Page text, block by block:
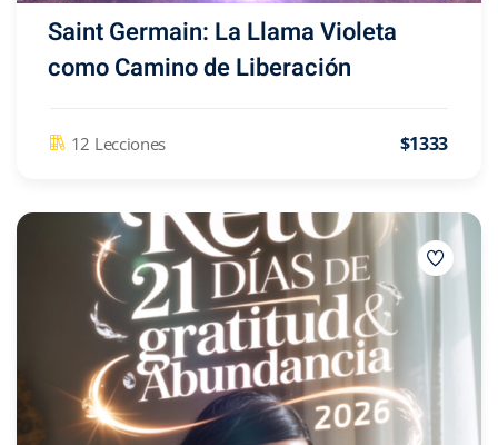
Saint Germain: La Llama Violeta
como Camino de Liberación
12 Lecciones $1333